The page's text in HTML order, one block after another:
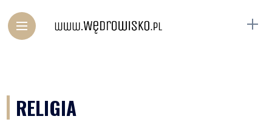
RELIGIA